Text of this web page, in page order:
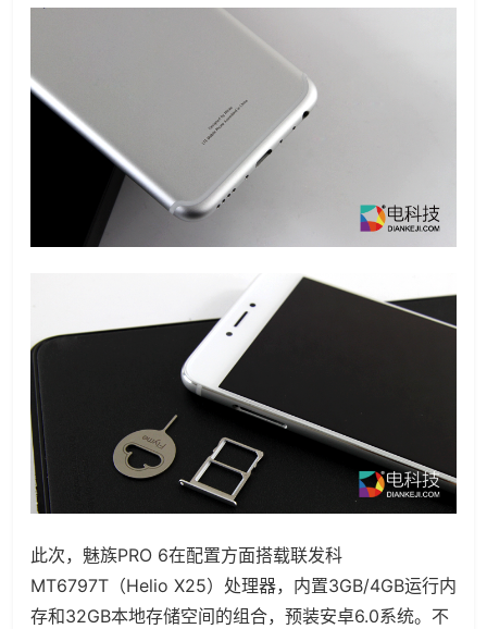
此次，魅族PRO 6在配置方面搭载联发科
MT6797T（Helio X25）处理器，内置3GB/4GB运行内
存和32GB本地存储空间的组合，预装安卓6.0系统。不